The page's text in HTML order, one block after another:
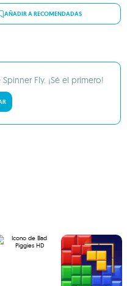
AÑADIR A RECOMENDADAS
Fly. ¡Sé el primero!